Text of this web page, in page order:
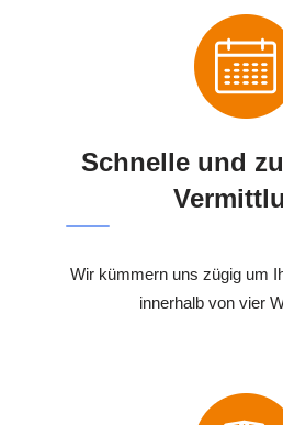
Schnelle und
Wir kümmern uns zügig um
innerhalb von vier